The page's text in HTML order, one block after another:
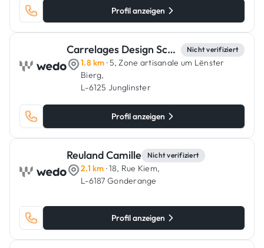
Profil anzeigen
Carrelages Design Schäfer Nicht verifiziert
1.8 km · 5, Zone artisanale um Lënster
Bierg,
L-6125 Junglinster
Profil anzeigen
Reuland Camille Nicht verifiziert
2.1 km · 18, Rue Kiem,
L-6187 Gonderange
Profil anzeigen